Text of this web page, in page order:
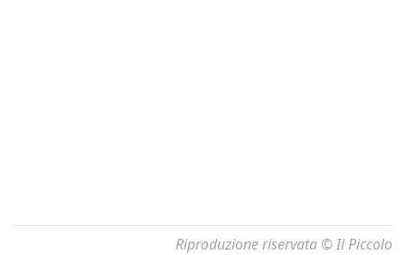
Riproduzione riservata © Il Piccolo